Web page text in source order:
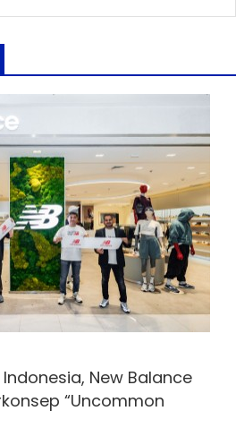
New Balance
“Uncommon